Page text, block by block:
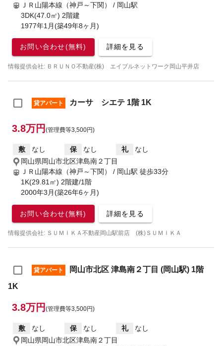
ＪＲ山陽本線（神戸～下関） / 岡山駅
3DK(47.0㎡) 2階建
1977年1月(築49年8ヶ月)
お問い合わせ(無料) 詳細を見る
情報提供会社: ＢＲＵＮＯ不動産(株) エイブルネットワーク岡山平井店
貸アパート カーサ シエテ 1階 1K
3.8万円 (管理費等3,500円)
敷 なし 保 なし 礼
なし
岡山県岡山市北区津島南２丁目
ＪＲ山陽本線（神戸～下関） / 岡山駅 徒歩33分
1K(29.81㎡) 2階建/1階
2000年3月(築26年6ヶ月)
お問い合わせ(無料) 詳細を見る
情報提供会社: ＳＵＭＩＫＡ不動産岡山駅前店 (株)ＳＵＭＩＫＡ
貸アパート
岡山市北区 津島南２丁目 (岡山駅) 1階
1K
3.8万円 (管理費等3,500円)
敷 なし 保 なし 礼
なし
岡山県岡山市北区津島南２丁目